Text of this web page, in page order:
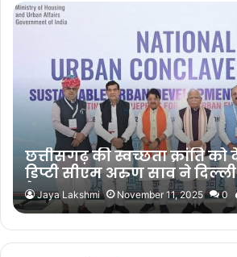
छत्तीसगढ़ की स्वच्छता क्रांति
डिप्टी सीएम अरुण साव ने
ऐसा…
Jaya Lakshmi November 11, 2025 0